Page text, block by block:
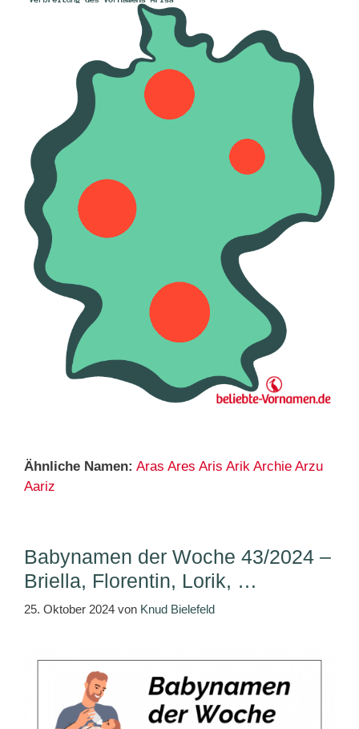
Ähnliche Namen: Aras Ares Aris Arik Archie Arzu
Aariz
Babynamen der Woche 43/2024 –
Briella, Florentin, Lorik, …
25. Oktober 2024 von Knud Bielefeld